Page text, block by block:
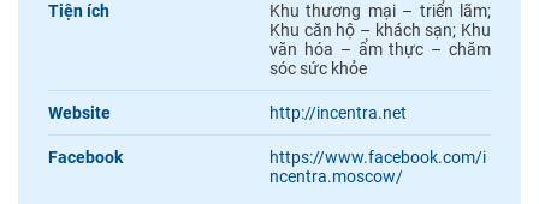
Tiện ích
Khu thương mại – triển lãm;
Khu căn hộ – khách sạn; Khu
văn hóa – ẩm thực – chăm
sóc sức khỏe
Website http://incentra.net
Facebook
https://www.facebook.com/i
ncentra.moscow/